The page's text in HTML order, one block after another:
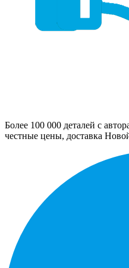
Более 100 000 деталей с
честные цены, доставка